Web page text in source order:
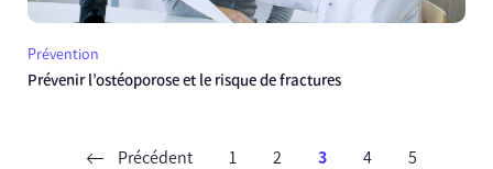
Prévention
Prévenir l’ostéoporose et le risque de fractures
Précédent 1 2 3 4 5